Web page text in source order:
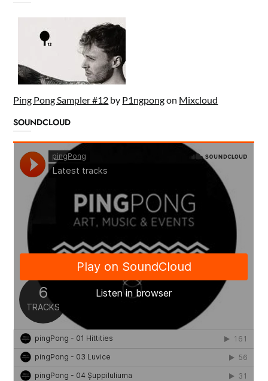
Ping Pong Sampler #12 by P1ngpongon Mixcloud
SOUNDCLOUD